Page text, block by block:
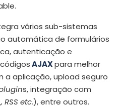
vários sub-sistemas
automática de formulários
autenticação e
AJAXpara melhor
a aplicação, upload seguro
s, integração com
RSS etc.), entre outros.